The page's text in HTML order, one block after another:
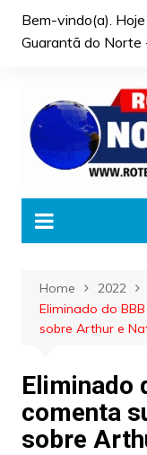
Bem-vindo(a).
Guarantã do Norte
Home 2022
Eliminado do
sobre Arthur e
Eliminado
comenta
sobre